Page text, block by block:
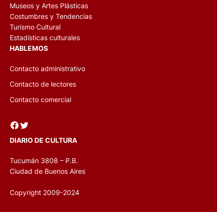
Museos y Artes Plásticas
Costumbres y Tendencias
Turismo Cultural
Estadísticas culturales
HABLEMOS
Contacto administrativo
Contacto de lectores
Contacto comercial
Facebook Twitter
DIARIO DE CULTURA
Tucumán 3808 – P.B.
Ciudad de Buenos Aires
Copyright 2009-2024